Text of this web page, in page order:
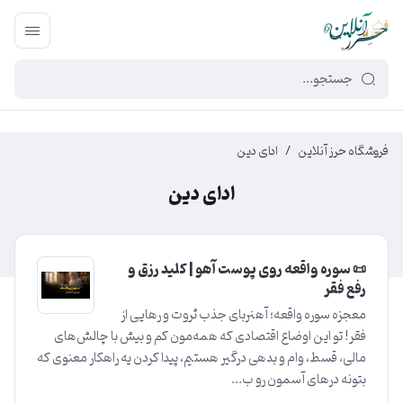
449f43cf-3da2-4422-bb12-2566cb5b8b05
فروشگاه حرز آنلاین / ادای دین
ادای دین
📜 سوره واقعه روی پوست آهو | کلید رزق و
رفع فقر
معجزه سوره واقعه؛ آهنربای جذب ثروت و رهایی از
فقر! تو این اوضاع اقتصادی که همه‌مون کم و بیش با چالش‌های
مالی، قسط، وام و بدهی درگیر هستیم، پیدا کردن یه راهکار معنوی که
بتونه درهای آسمون رو ب...